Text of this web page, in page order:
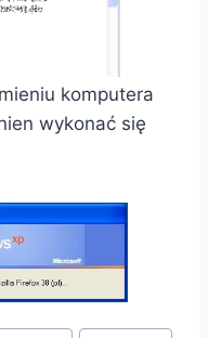
komputera
wykonać się